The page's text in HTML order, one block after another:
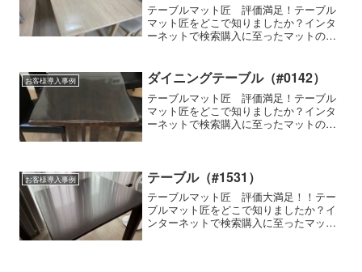
テーブルマット匠 評価満足！テーブル
マット匠をどこで知りましたか？インタ
ーネットで検索購入に至ったマットの特
など-テーブルマット匠の使用感はいかが
ですか？我が家は、AC...
お客様導入事例 ダイニングテーブル（#0142）
テーブルマット匠 評価満足！テーブル
マット匠をどこで知りましたか？インタ
ーネットで検索購入に至ったマットの特
製 天然木 栞テーブ...
お客様導入事例 テーブル（#1531）
テーブルマット匠 評価大満足！！テー
ブルマット匠をどこで知りましたか？イ
ンターネットで検索購入に至ったマット